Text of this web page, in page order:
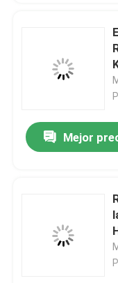
Mejor